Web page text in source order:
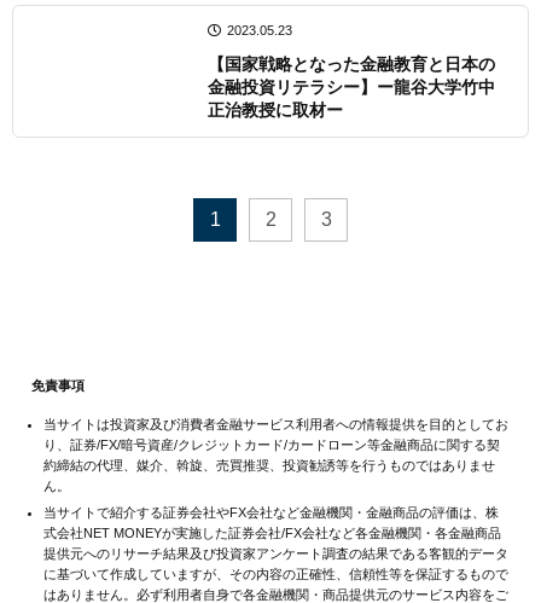
2023.05.23
【国家戦略となった金融教育と日本の
金融投資リテラシー】ー龍谷大学竹中
正治教授に取材ー
1 2 3
免責事項
当サイトは投資家及び消費者金融サービス利用者への情報提供を目的としてお
り、証券/FX/暗号資産/クレジットカード/カードローン等金融商品に関する契
約締結の代理、媒介、斡旋、売買推奨、投資勧誘等を行うものではありませ
ん。
当サイトで紹介する証券会社やFX会社など金融機関・金融商品の評価は、株
式会社NET MONEYが実施した証券会社/FX会社など各金融機関・各金融商品
提供元へのリサーチ結果及び投資家アンケート調査の結果である客観的データ
に基づいて作成していますが、その内容の正確性、信頼性等を保証するもので
はありません。必ず利用者自身で各金融機関・商品提供元のサービス内容をご